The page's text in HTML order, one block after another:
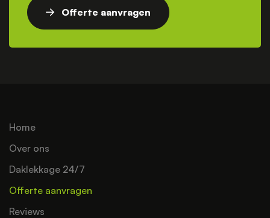
Offerte aanvragen
Home
Over ons
Daklekkage 24/7
Offerte aanvragen
Reviews